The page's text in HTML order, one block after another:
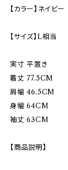
【カラー】ネイビー
【サイズ】L相当
実寸 平置き
着丈 77.5CM
肩幅 46.5CM
身幅 64CM
袖丈 63CM
【商品説明】